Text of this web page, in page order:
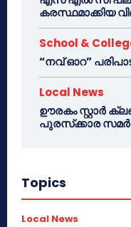
കരസ്ഥമാക്കിയ
School &
“നവ് ഓറ”
Local News
ഊരകം സ്റ്റാർ
പുരസ്‌ക്കാര
Topics
Local News